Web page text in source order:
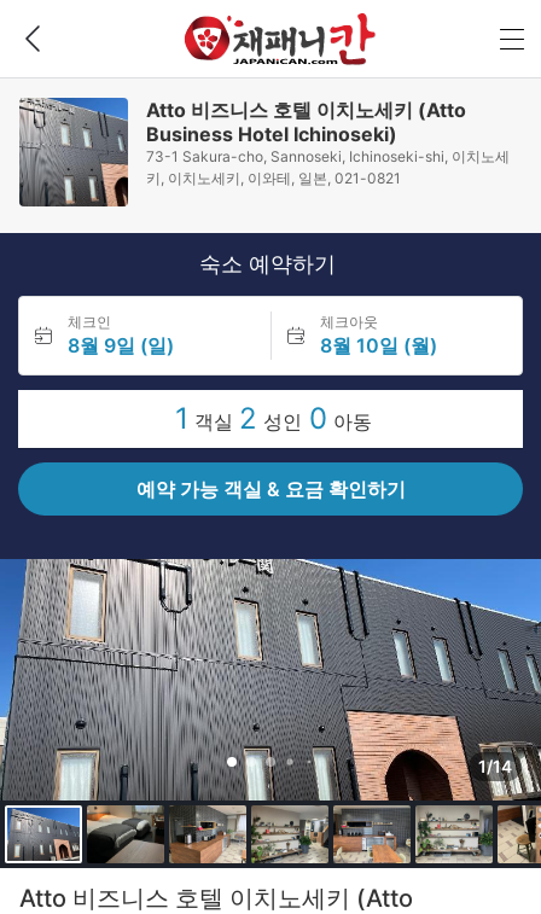
Atto 비즈니스 호텔 이치노세키 (Atto
Business Hotel Ichinoseki)
73-1 Sakura-cho, Sannoseki, Ichinoseki-shi, 이치노세
키, 이치노세키, 이와테, 일본, 021-0821
숙소 예약하기
체크인
8월 9일 (일)
체크아웃
8월 10일 (월)
1 객실 2 성인 0 아동
예약 가능 객실 & 요금 확인하기
1/14
Atto 비즈니스 호텔 이치노세키 (Atto